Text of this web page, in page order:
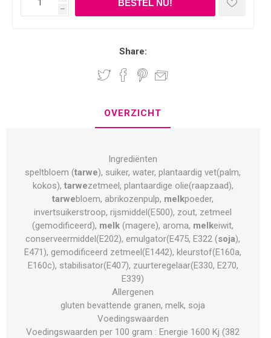
h
Share:
OVERZICHT
Ingrediënten
speltbloem (tarwe), suiker, water, plantaardig vet(palm,
kokos), tarwezetmeel, plantaardige olie(raapzaad),
tarwebloem, abrikozenpulp, melkpoeder,
invertsuikerstroop, rijsmiddel(E500), zout, zetmeel
(gemodificeerd), melk (magere), aroma, melkeiwit,
conserveermiddel(E202), emulgator(E475, E322 (soja),
E471), gemodificeerd zetmeel(E1442), kleurstof(E160a,
E160c), stabilisator(E407), zuurteregelaar(E330, E270,
E339)
Allergenen
gluten bevattende granen, melk, soja
Voedingswaarden
Voedingswaarden per 100 gram : Energie 1600 Kj (382